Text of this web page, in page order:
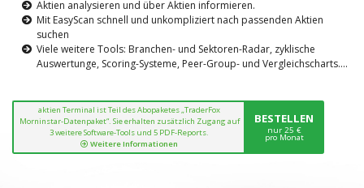
Aktien analysieren und über Aktien informieren.
Mit EasyScan schnell und unkompliziert nach passenden Aktien
suchen
Viele weitere Tools: Branchen- und Sektoren-Radar, zyklische
Auswertunge, Scoring-Systeme, Peer-Group- und Vergleichscharts....
aktien Terminal ist Teil des Abopaketes „TraderFox
Morninstar-Datenpaket“. Sie erhalten zusätzlich Zugang auf
3 weitere Software-Tools und 5 PDF-Reports.
Weitere Informationen
BESTELLEN
nur 25 €
pro Monat